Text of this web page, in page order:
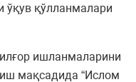
ўқув қўлланмалари
ишланмаларини
мақсадида “Ислом